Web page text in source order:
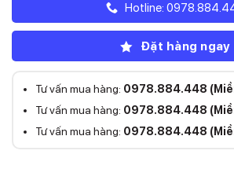
Hotline:
Đặt hàng ngay
Tư vấn mua hàng: 0978.884.448
Tư vấn mua hàng: 0978.884.448
Tư vấn mua hàng: 0978.884.448